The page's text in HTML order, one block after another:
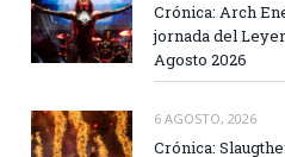
Crónica: Arch
jornada del
Agosto 2026
6 AGOSTO, 2026
Crónica: